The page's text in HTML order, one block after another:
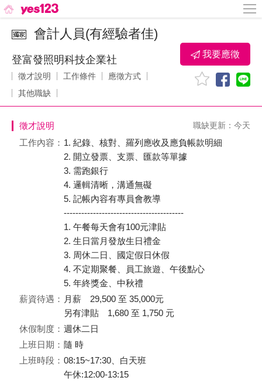
會計人員(有經驗者佳)
登富發照明科技企業社
徵才說明 工作條件
應徵方式
其他職缺
我要應徵
徵才說明 職缺更新：今天
工作內容： 1. 紀錄、核對、羅列應收及應負帳款明細
2. 開立發票、支票、匯款等單據
3. 需跑銀行
4. 邏輯清晰，溝通無礙
5. 記帳內容有專員會教導
-----------------------------------------
1. 午餐每天會有100元津貼
2. 生日當月發放生日禮金
3. 周休二日、國定假日休假
4. 不定期聚餐、員工旅遊、午後點心
5. 年終獎金、中秋禮
薪資待遇： 月薪 29,500 至 35,000元
另有津貼 1,680 至 1,750 元
休假制度： 週休二日
上班日期： 隨 時
上班時段： 08:15~17:30、白天班
午休:12:00-13:15